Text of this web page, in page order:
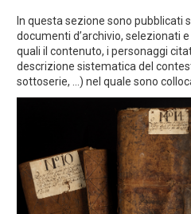
In questa sezione sono pubblicati
documenti d’archivio, selezionati
quali il contenuto, i personaggi
descrizione sistematica del
sottoserie, ...) nel quale sono